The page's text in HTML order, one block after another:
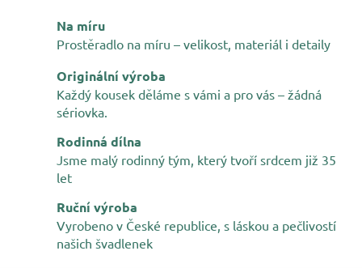
Na míru
Prostěradlo na míru – velikost, materiál i detaily
Originální výroba
Každý kousek děláme s vámi a pro vás – žádná
sériovka.
Rodinná dílna
Jsme malý rodinný tým, který tvoří srdcem již 35
let
Ruční výroba
Vyrobeno v České republice, s láskou a pečlivostí
našich švadlenek